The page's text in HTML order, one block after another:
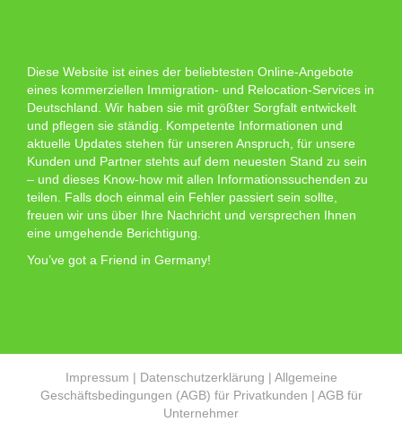
Diese Website ist eines der beliebtesten Online-Angebote
eines kommerziellen Immigration- und Relocation-Services in
Deutschland. Wir haben sie mit größter Sorgfalt entwickelt
und pflegen sie ständig. Kompetente Informationen und
aktuelle Updates stehen für unseren Anspruch, für unsere
Kunden und Partner stehts auf dem neuesten Stand zu sein
– und dieses Know-how mit allen Informationssuchenden zu
teilen. Falls doch einmal ein Fehler passiert sein sollte,
freuen wir uns über Ihre Nachricht und versprechen Ihnen
eine umgehende Berichtigung.
You’ve got a Friend in Germany!
Impressum | Datenschutzerklärung | Allgemeine
Geschäftsbedingungen (AGB) für Privatkunden | AGB für
Unternehmer